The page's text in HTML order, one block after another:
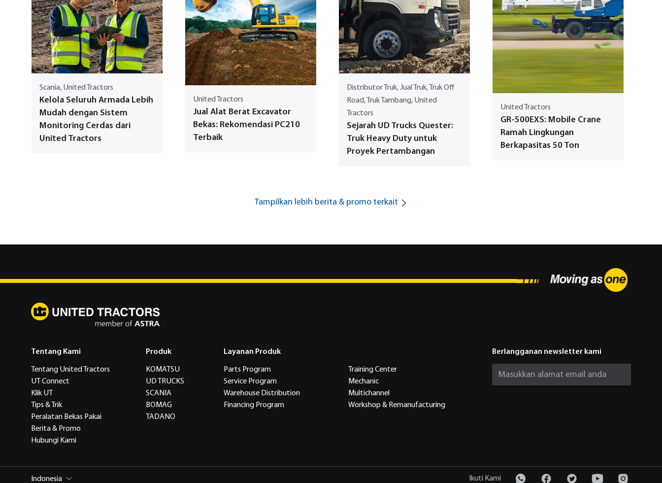
Scania, United Tractors
Kelola Seluruh Armada Lebih
Mudah dengan Sistem
Monitoring Cerdas dari
United Tractors
United Tractors
Jual Alat Berat Excavator
Bekas: Rekomendasi PC210
Terbaik
Distributor Truk, Jual Truk, Truk Off
Road, Truk Tambang, United
Tractors
Sejarah UD Trucks Quester:
Truk Heavy Duty untuk
Proyek Pertambangan
United Tractors
GR-500EXS: Mobile Crane
Ramah Lingkungan
Berkapasitas 50 Ton
Tampilkan lebih berita & promo terkait
Tentang Kami
Tentang United Tractors
UT Connect
Klik UT
Tips & Trik
Peralatan Bekas Pakai
Berita & Promo
Hubungi Kami
Produk
KOMATSU
UD TRUCKS
SCANIA
BOMAG
TADANO
Layanan Produk
Parts Program
Service Program
Warehouse Distribution
Financing Program
Training Center
Mechanic
Multichannel
Workshop & Remanufacturing
Berlangganan newsletter kami
Indonesia Ikuti Kami